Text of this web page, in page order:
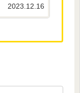
物語・脚太歴30
残しておきま
2023.12.16